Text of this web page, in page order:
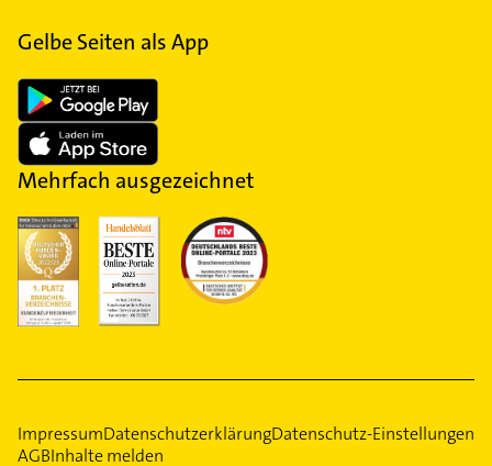
Gelbe Seiten als App
Mehrfach ausgezeichnet
ImpressumDatenschutzerklärungDatenschutz-Einstellungen
AGBInhalte melden